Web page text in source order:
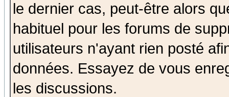
le dernier cas, peut-être alors
habituel pour les forums de
utilisateurs n'ayant rien posté
données. Essayez de vous
les discussions.